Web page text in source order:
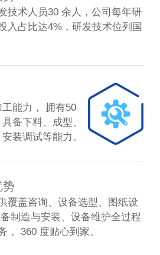
技术人员30 余人，公司每年研
入占比达4%，研发技术位列国
能力， 拥有50
备下料、成型、
装调试等能力。
势
覆盖咨询、设备选型、图纸设
制造与安装、设备维护全过程
， 360 度贴心到家。